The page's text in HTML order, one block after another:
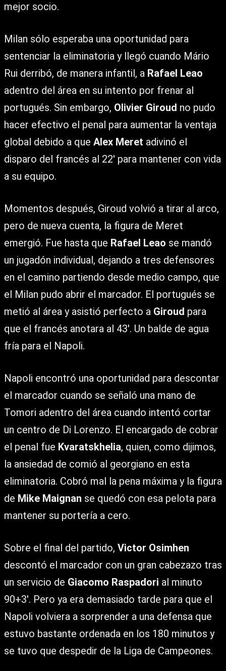
mejor socio.
Milan sólo esperaba una oportunidad para
sentenciar la eliminatoria y llegó cuando Mário
Rui derribó, de manera infantil, a Rafael Leao
adentro del área en su intento por frenar al
portugués. Sin embargo, Olivier Giroud no pudo
hacer efectivo el penal para aumentar la ventaja
global debido a que Alex Meret adivinó el
disparo del francés al 22′ para mantener con vida
a su equipo.
Momentos después, Giroud volvió a tirar al arco,
pero de nueva cuenta, la figura de Meret
emergió. Fue hasta que Rafael Leao se mandó
un jugadón individual, dejando a tres defensores
en el camino partiendo desde medio campo, que
el Milan pudo abrir el marcador. El portugués se
metió al área y asistió perfecto a Giroud para
que el francés anotara al 43′. Un balde de agua
fría para el Napoli.
Napoli encontró una oportunidad para descontar
el marcador cuando se señaló una mano de
Tomori adentro del área cuando intentó cortar
un centro de Di Lorenzo. El encargado de cobrar
el penal fue Kvaratskhelia, quien, como dijimos,
la ansiedad de comió al georgiano en esta
eliminatoria. Cobró mal la pena máxima y la figura
de Mike Maignan se quedó con esa pelota para
mantener su portería a cero.
Sobre el final del partido, Victor Osimhen
descontó el marcador con un gran cabezazo tras
un servicio de Giacomo Raspadori al minuto
90+3′. Pero ya era demasiado tarde para que el
Napoli volviera a sorprender a una defensa que
estuvo bastante ordenada en los 180 minutos y
se tuvo que despedir de la Liga de Campeones.